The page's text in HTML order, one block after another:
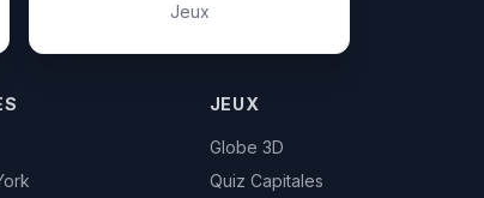
Jeux
JEUX
Globe 3D
Quiz Capitales